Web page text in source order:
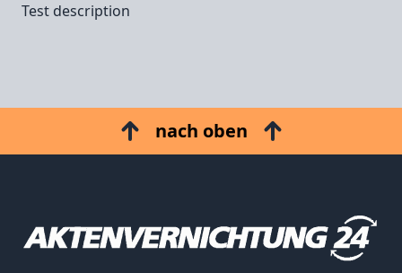
Test description
nach oben